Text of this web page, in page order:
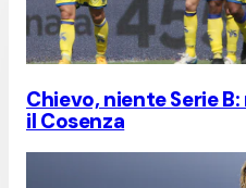
Chievo, niente Serie
il Cosenza